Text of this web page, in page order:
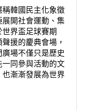
韓國民主化象徵
開社會運動、集
界盃足球賽期
援的慶典會場，
場不僅只是歷史
同參與活動的文
漸漸發展為世界